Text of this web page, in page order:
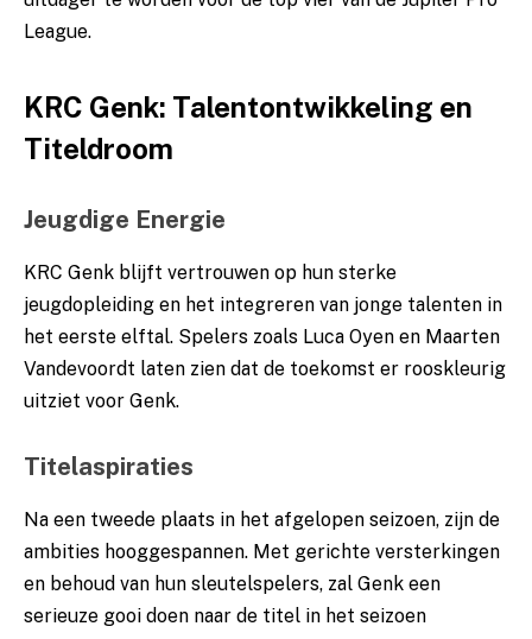
League.
KRC Genk: Talentontwikkeling en
Titeldroom
Jeugdige Energie
KRC Genk blijft vertrouwen op hun sterke
jeugdopleiding en het integreren van jonge talenten in
het eerste elftal. Spelers zoals Luca Oyen en Maarten
Vandevoordt laten zien dat de toekomst er rooskleurig
uitziet voor Genk.
Titelaspiraties
Na een tweede plaats in het afgelopen seizoen, zijn de
ambities hooggespannen. Met gerichte versterkingen
en behoud van hun sleutelspelers, zal Genk een
serieuze gooi doen naar de titel in het seizoen